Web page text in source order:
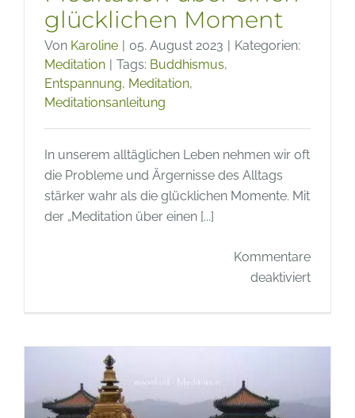
glücklichen Moment
Von Karoline 05. August 2023
Kategorien:
Meditation
Tags: Buddhismus,
Entspannung, Meditation,
Meditationsanleitung
In unserem alltäglichen Leben nehmen wir oft
die Probleme und Ärgernisse des Alltags
stärker wahr als die glücklichen Momente. Mit
der „Meditation über einen [...]
Kommentare
deaktiviertfür